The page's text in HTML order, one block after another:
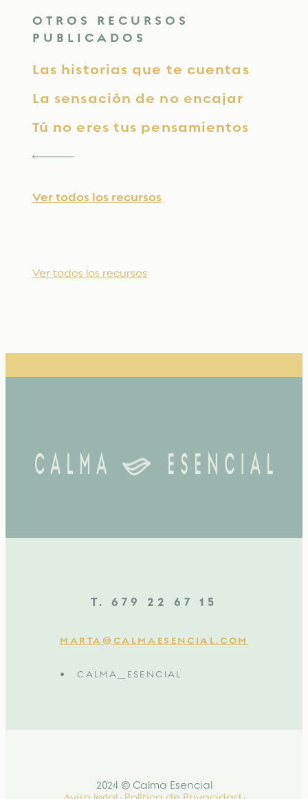
OTROS RECURSOS
PUBLICADOS
Las historias que te cuentas
La sensación de no encajar
Tú no eres tus pensamientos
Ver todos los recursos
Ver todos los recursos
T. 679 22 67 15
MARTA@CALMAESENCIAL.COM
CALMA_ESENCIAL
2024 © Calma Esencial